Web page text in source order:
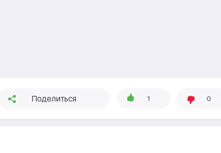
Поделиться 1 0